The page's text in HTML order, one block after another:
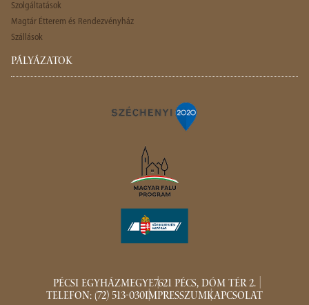
Szolgáltatások
Magtár Étterem és Rendezvényház
Szállások
PÁLYÁZATOK
PÉCSI EGYHÁZMEGYE7621 PÉCS, DÓM TÉR 2.
TELEFON: (72) 513-030IMPRESSZUMKAPCSOLAT